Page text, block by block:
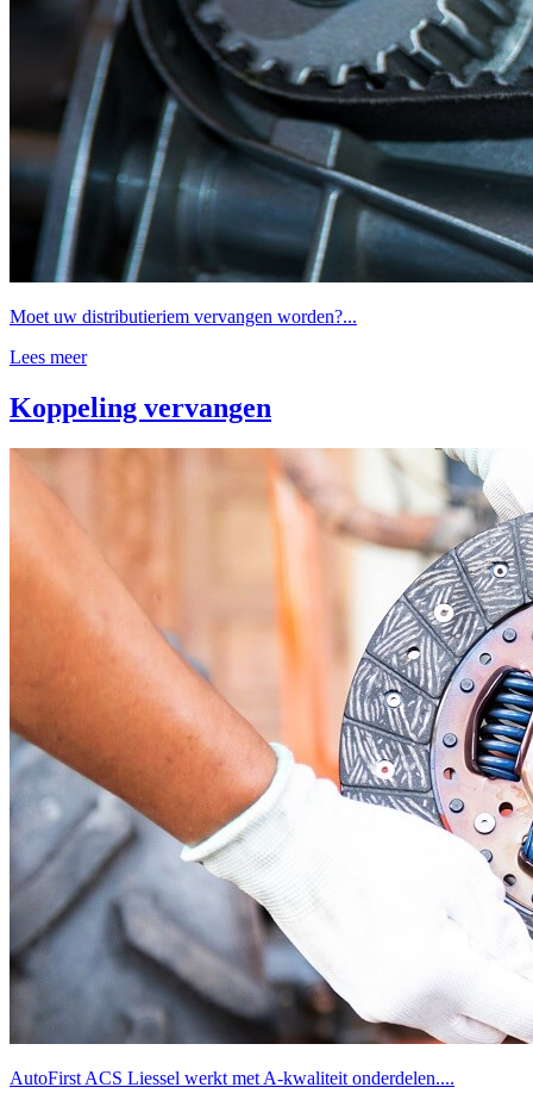
Moet uw distributieriem vervangen worden?...
Lees meer
Koppeling vervangen
AutoFirst ACS Liessel werkt met A-kwaliteit onderdelen....